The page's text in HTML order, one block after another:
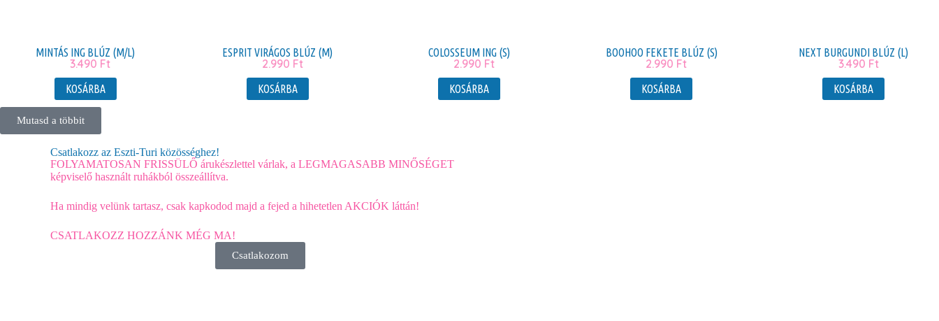
MINTÁS ING BLÚZ (M/L)
3.490 Ft
KOSÁRBA
ESPRIT VIRÁGOS BLÚZ (M)
2.990 Ft
KOSÁRBA
COLOSSEUM ING (S)
2.990 Ft
KOSÁRBA
BOOHOO FEKETE BLÚZ (S)
2.990 Ft
KOSÁRBA
NEXT BURGUNDI BLÚZ (L)
3.490 Ft
KOSÁRBA
Mutasd a többit
Csatlakozz az Eszti-Turi közösséghez!
FOLYAMATOSAN FRISSÜLŐ árukészlettel várlak, a LEGMAGASABB MINŐSÉGET
képviselő használt ruhákból összeállítva.
Ha mindig velünk tartasz, csak kapkodod majd a fejed a hihetetlen AKCIÓK láttán!
CSATLAKOZZ HOZZÁNK MÉG MA!
Csatlakozom